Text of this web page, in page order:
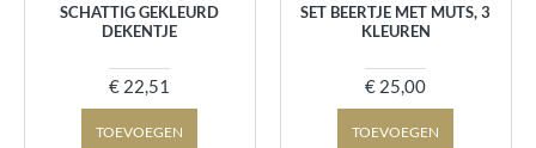
SCHATTIG GEKLEURD
DEKENTJE
€ 22,51
TOEVOEGEN
SET BEERTJE MET MUTS, 3
KLEUREN
€ 25,00
TOEVOEGEN